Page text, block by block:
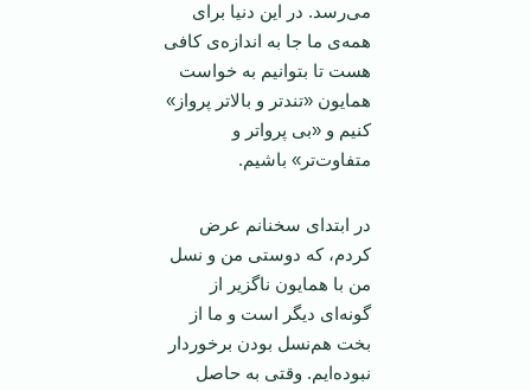
می‌رسد. در این دنیا برای
همه‌ی ما جا به اندازه‌ی کافی
هست تا بتوانیم به خواست
همایون «تندتر و بالاتر پرواز»
کنیم و «بی پرواتر و
متفاوت‌تر» باشیم.
در ابتدای سخنانم عرض
کردم، که دوستی من و نسل
من با همایون ناگزیر از
گونه‌ای دیگر است و ما از
بخت هم‌نسل بودن برخوردار
نبوده‌ایم. وقتی به حاصل